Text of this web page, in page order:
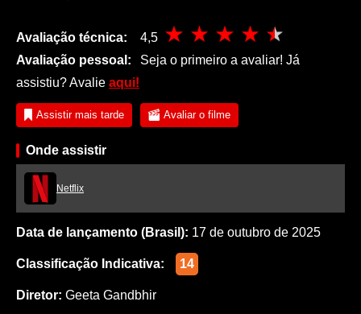
Avaliação técnica:
4,5
Avaliação pessoal:
Seja o primeiro a avaliar! Já
assistiu? Avalie aqui!
Assistir mais tarde Avaliar o filme
Onde assistir
Netflix
Data de lançamento (Brasil): 17 de outubro de 2025
Classificação Indicativa: 14
Diretor: Geeta Gandbhir